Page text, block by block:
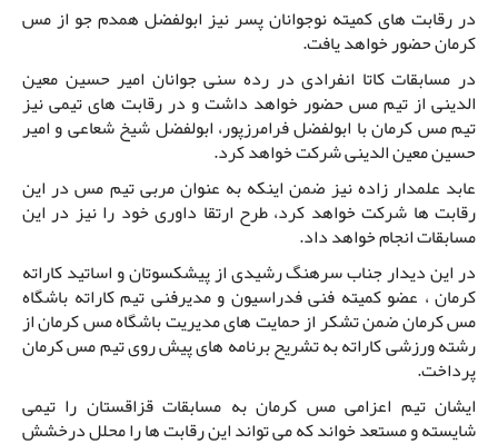
در رقابت های کمیته نوجوانان پسر نیز ابولفضل همدم جو از مس
کرمان حضور خواهد یافت.
در مسابقات کاتا انفرادی در رده سنی جوانان امیر حسین معین
الدینی از تیم مس حضور خواهد داشت و در رقابت های تیمی نیز
تیم مس کرمان با ابولفضل فرامرزپور، ابولفضل شیخ شعاعی و امیر
حسین معین الدینی شرکت خواهد کرد.
عابد علمدار زاده نیز ضمن اینکه به عنوان مربی تیم مس در این
رقابت ها شرکت خواهد کرد، طرح ارتقا داوری خود را نیز در این
مسابقات انجام خواهد داد.
در این دیدار جناب سرهنگ رشیدی از پیشکسوتان و اساتید کاراته
کرمان ، عضو کمیته فنی فدراسیون و مدیرفنی تیم کاراته باشگاه
مس کرمان ضمن تشکر از حمایت های مدیریت باشگاه مس کرمان از
رشته ورزشی کاراته به تشریح برنامه های پیش روی تیم مس کرمان
پرداخت.
ایشان تیم اعزامی مس کرمان به مسابقات قزاقستان را تیمی
شایسته و مستعد خواند که می تواند این رقابت ها را محلل درخشش